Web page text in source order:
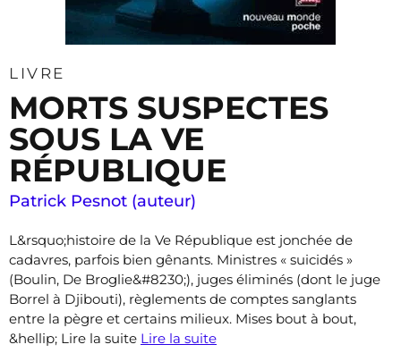
LIVRE
MORTS SUSPECTES
SOUS LA VE
RÉPUBLIQUE
Patrick Pesnot (auteur)
L&rsquo;histoire de la Ve République est jonchée de
cadavres, parfois bien gênants. Ministres « suicidés »
(Boulin, De Broglie&#8230;), juges éliminés (dont le juge
Borrel à Djibouti), règlements de comptes sanglants
entre la pègre et certains milieux. Mises bout à bout,
&hellip; Lire la suite Lire la suite